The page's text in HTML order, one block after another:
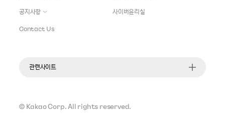
공지사항
사이버윤리실
Contact Us
관련사이트
© Kakao Corp.All rights reserved.